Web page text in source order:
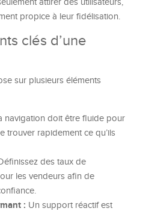
attirer des utilisateurs,
propice à leur fidélisation.
clés d’une
sur plusieurs éléments
navigation doit être fluide pour
trouver rapidement ce qu’ils
des taux de
les vendeurs afin de
: Un support réactif est